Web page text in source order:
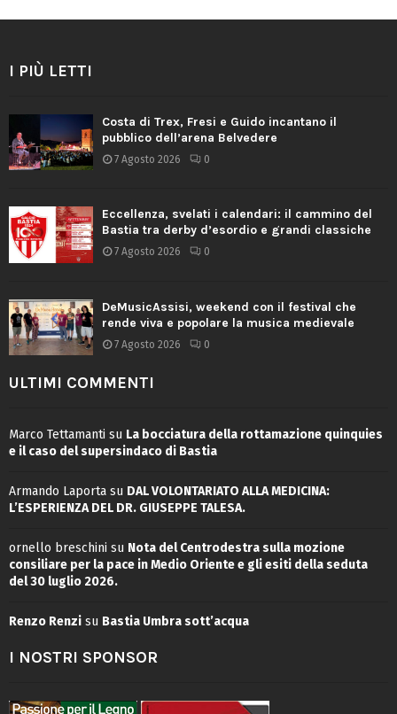
I PIÙ LETTI
Costa di Trex, Fresi e Guido incantano il
pubblico dell’arena Belvedere
7 Agosto 2026 0
Eccellenza, svelati i calendari: il cammino del
Bastia tra derby d’esordio e grandi classiche
7 Agosto 2026 0
DeMusicAssisi, weekend con il festival che
rende viva e popolare la musica medievale
7 Agosto 2026 0
ULTIMI COMMENTI
Marco Tettamanti su La bocciatura della rottamazione quinquies
e il caso del supersindaco di Bastia
Armando Laporta su DAL VOLONTARIATO ALLA MEDICINA:
L’ESPERIENZA DEL DR. GIUSEPPE TALESA.
ornello breschini su Nota del Centrodestra sulla mozione
consiliare per la pace in Medio Oriente e gli esiti della seduta
del 30 luglio 2026.
Renzo Renzi su Bastia Umbra sott’acqua
I NOSTRI SPONSOR